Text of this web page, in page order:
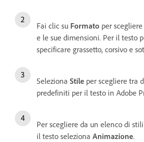
Fai clic su Formato per
e le sue dimensioni. Per il testo
specificare grassetto, corsivo e
Seleziona Stile per scegliere tra
predefiniti per il testo in Adobe
Per scegliere da un elenco di
il testo seleziona Animazione.